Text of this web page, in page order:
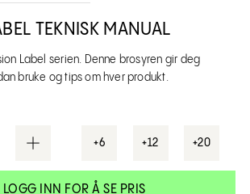
TEKNISK MANUAL
Label serien. Denne brosyren gir deg
bruke og tips om hver produkt.
+6 +12 +20
LOGG INN FOR Å SE PRIS